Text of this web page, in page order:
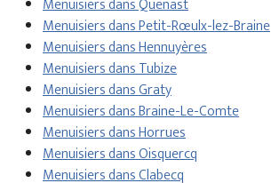
Menuisiers dans Quenast
Menuisiers dans Petit-Rœulx-lez-Braine
Menuisiers dans Hennuyères
Menuisiers dans Tubize
Menuisiers dans Graty
Menuisiers dans Braine-Le-Comte
Menuisiers dans Horrues
Menuisiers dans Oisquercq
Menuisiers dans Clabecq